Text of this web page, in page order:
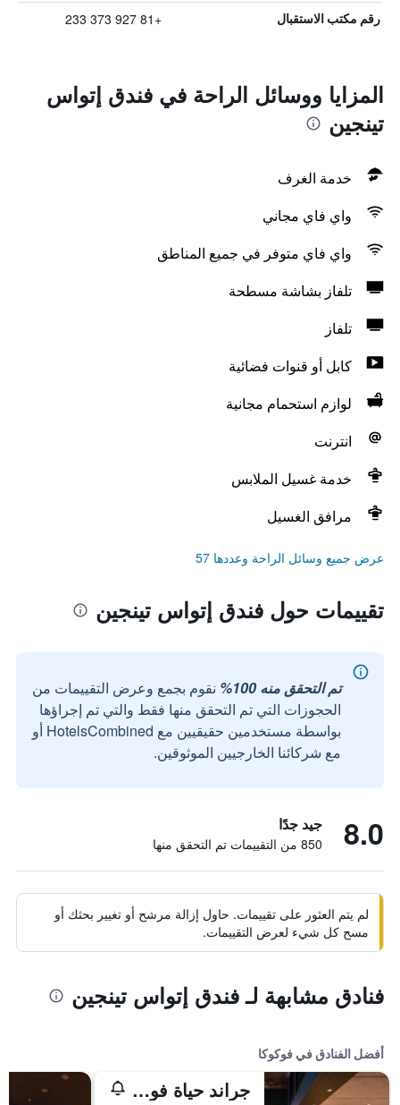
رقم مكتب الاستقبال +81 927 373 233
المزايا ووسائل الراحة في فندق إتواس
تينجين
خدمة الغرف
واي فاي مجاني
واي فاي متوفر في جميع المناطق
تلفاز بشاشة مسطحة
تلفاز
كابل أو قنوات فضائية
لوازم استحمام مجانية
انترنت
خدمة غسيل الملابس
مرافق الغسيل
عرض جميع وسائل الراحة وعددها 57
تقييمات حول فندق إتواس تينجين
تم التحقق منه 100%
نقوم بجمع وعرض التقييمات من
الحجوزات التي تم التحقق منها فقط والتي تم إجراؤها
بواسطة مستخدمين حقيقيين مع HotelsCombined أو
مع شركائنا الخارجيين الموثوقين.
8.0 جيد جدًا
850 من التقييمات تم التحقق منها
لم يتم العثور على تقييمات. حاول إزالة مرشح أو تغيير بحثك أو
مسح كل شيء لعرض التقييمات.
فنادق مشابهة لـ فندق إتواس تينجين
أفضل الفنادق في فوكوكا
جراند حياة فوكوكا